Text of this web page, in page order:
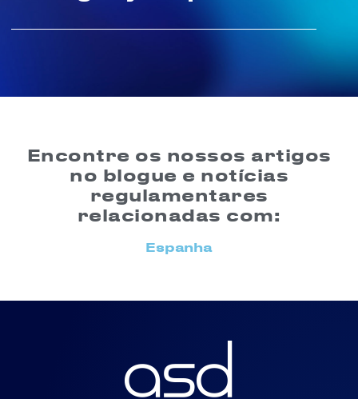
Encontre os nossos artigos
no blogue e notícias
regulamentares
relacionadas com:
Espanha